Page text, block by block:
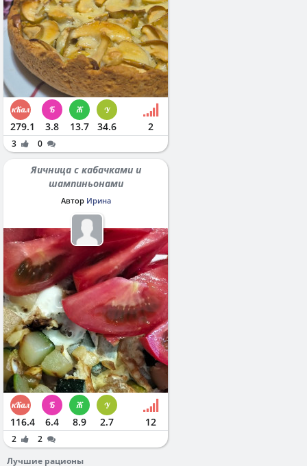
279.1 3.8 13.7 34.6 2
3 0
Яичница с кабачками и
шампиньонами
Автор Ирина
116.4 6.4 8.9 2.7 12
2
2
Лучшие рационы